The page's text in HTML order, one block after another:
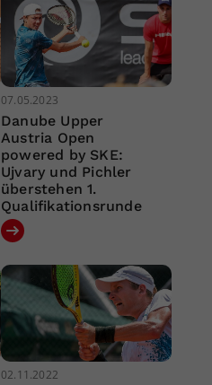
07.05.2023
Danube Upper
Austria Open
powered by SKE:
Ujvary und Pichler
überstehen 1.
Qualifikationsrunde
02.11.2022